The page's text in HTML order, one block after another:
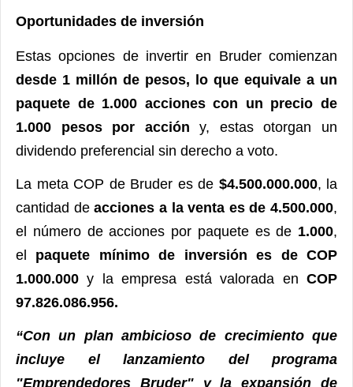
Oportunidades de inversión
Estas opciones de invertir en Bruder comienzan
desde 1 millón de pesos, lo que equivale a un
paquete de 1.000 acciones con un precio de
1.000 pesos por acción y, estas otorgan un
dividendo preferencial sin derecho a voto.
La meta COP de Bruder es de $4.500.000.000, la
cantidad deacciones a la venta es de 4.500.000,
el número de acciones por paquete es de 1.000,
el paquete mínimo de inversión es de COP
1.000.000 y la empresa está valorada en COP
97.826.086.956.
“Con un plan ambicioso de crecimiento que
incluye el lanzamiento del programa
"Emprendedores Bruder" y la expansión de